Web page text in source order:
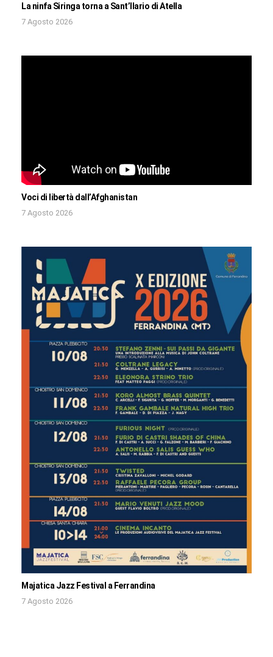
La ninfa Siringa torna a Sant’Ilario di Atella
7 Agosto 2026
Voci di libertà dall’Afghanistan
7 Agosto 2026
Majatica Jazz Festival a Ferrandina
7 Agosto 2026